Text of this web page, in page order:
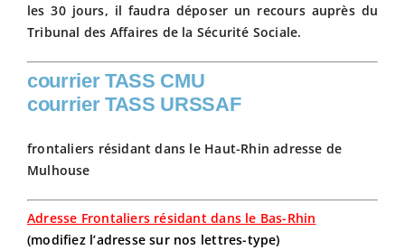
les 30 jours, il faudra déposer un recours auprès du
Tribunal des Affaires de la Sécurité Sociale.
courrier TASS CMU
courrier TASS URSSAF
frontaliers résidant dans le Haut-Rhin adresse de
Mulhouse
Adresse Frontaliers résidant dans le Bas-Rhin
(modifiez l’adresse sur nos lettres-type)